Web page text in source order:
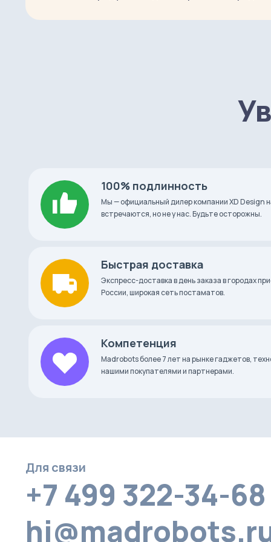
Особенности рюкзака облегченная
Что в коробке
100% подлинность
Мы — официальный дилер компании XD Design
встречаются, но не у нас. Будьте осторожны.
Быстрая доставка
Экспресс-доставка в день заказа в городах
России, широкая сеть постаматов.
Компетенция
Madrobots более 7 лет на рынке гаджетов,
нашими покупателями и партнерами.
Для связи
+7 499 322-34-68